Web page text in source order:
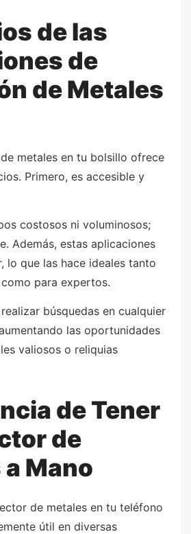
de las
de
de Metales
metales en tu bolsillo ofrece
Primero, es accesible y
costosos ni voluminosos;
Además, estas aplicaciones
lo que las hace ideales tanto
para expertos.
búsquedas en cualquier
las oportunidades
valiosos o reliquias
de Tener
de
Mano
de metales en tu teléfono
útil en diversas